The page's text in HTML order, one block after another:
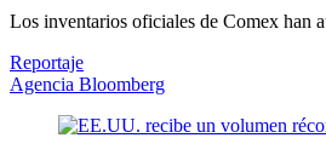
Los inventarios oficiales de Comex han
Reportaje
Agencia Bloomberg